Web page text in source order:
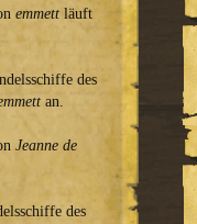
emmett läuft
des
an.
Jeanne de
des